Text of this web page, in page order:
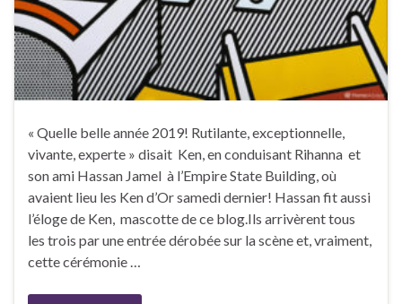
« Quelle belle année 2019! Rutilante, exceptionnelle,
vivante, experte » disait Ken, en conduisant Rihanna et
son ami Hassan Jamel à l’Empire State Building, où
avaient lieu les Ken d’Or samedi dernier! Hassan fit aussi
l’éloge de Ken, mascotte de ce blog.Ils arrivèrent tous
les trois par une entrée dérobée sur la scène et, vraiment,
cette cérémonie …